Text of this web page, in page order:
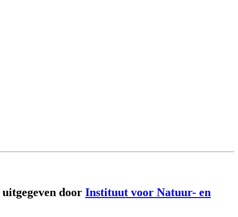
uitgegeven door Instituut voor Natuur- en